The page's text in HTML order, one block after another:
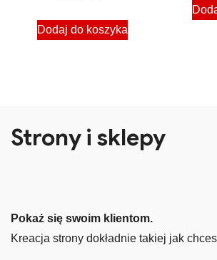
Dodaj do koszyka
Strony i sklepy
Pokaż się swoim klientom.
Kreacja strony dokładnie takiej jak